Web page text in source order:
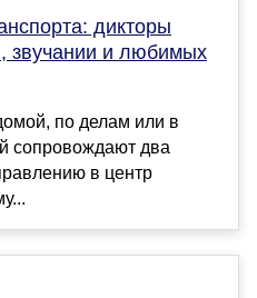
дикторы
звучании и любимых
по делам или в
сопровождают два
в центр